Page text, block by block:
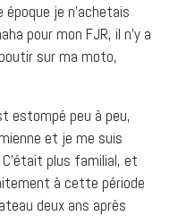
je n’achetais
pour mon FJR, il n’y a
sur ma moto,
estompé peu à peu,
et je me suis
plus familial, et
à cette période
deux ans après